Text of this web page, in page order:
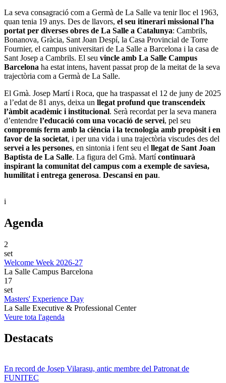
La seva consagració com a Germà de La Salle va tenir lloc el 1963,
quan tenia 19 anys. Des de llavors, el seu itinerari missional l’ha
portat per diverses obres de La Salle a Catalunya: Cambrils,
Bonanova, Gràcia, Sant Joan Despí, la Casa Provincial de Torre
Fournier, el campus universitari de La Salle a Barcelona i la casa de
Sant Josep a Cambrils. El seu vincle amb La Salle Campus
Barcelona ha estat intens, havent passat prop de la meitat de la seva
trajectòria com a Germà de La Salle.
El Gmà. Josep Martí i Roca, que ha traspassat el 12 de juny de 2025
a l’edat de 81 anys, deixa un llegat profund que transcendeix
l’àmbit acadèmic i institucional. Serà recordat per la seva manera
d’entendre l’educació com una vocació de servei, pel seu
compromís ferm amb la ciència i la tecnologia amb propòsit i en
favor de la societat, i per una vida i una trajectòria viscudes des del
servei a les persones, en sintonia i fent seu el llegat de Sant Joan
Baptista de La Salle. La figura del Gmà. Martícontinuarà
inspirant la comunitat del campus com a exemple de saviesa,
humilitat i entrega generosa. Descansi en pau.
i
Agenda
2
set
Welcome Week 2026-27
La Salle Campus Barcelona
17
set
Masters' Experience Day
La Salle Executive & Professional Center
Veure tota l'agenda
Destacats
En record de Josep Vilarasu, antic membre del Patronat de
FUNITEC